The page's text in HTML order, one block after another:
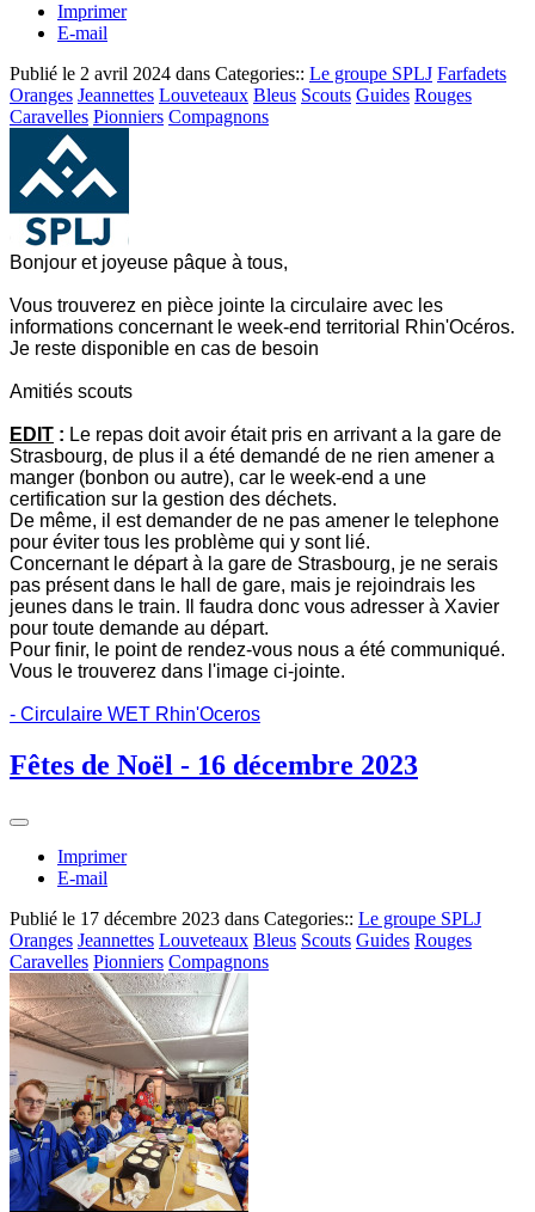
Imprimer
E-mail
Publié le 2 avril 2024 dans Categories:: Le groupe SPLJ Farfadets
Oranges Jeannettes Louveteaux Bleus Scouts Guides Rouges
Caravelles Pionniers Compagnons
Bonjour et joyeuse pâque à tous,
Vous trouverez en pièce jointe la circulaire avec les
informations concernant le week-end territorial Rhin'Océros.
Je reste disponible en cas de besoin
Amitiés scouts
EDIT : Le repas doit avoir était pris en arrivant a la gare de
Strasbourg, de plus il a été demandé de ne rien amener a
manger (bonbon ou autre), car le week-end a une
certification sur la gestion des déchets.
De même, il est demander de ne pas amener le telephone
pour éviter tous les problème qui y sont lié.
Concernant le départ à la gare de Strasbourg, je ne serais
pas présent dans le hall de gare, mais je rejoindrais les
jeunes dans le train. Il faudra donc vous adresser à Xavier
pour toute demande au départ.
Pour finir, le point de rendez-vous nous a été communiqué.
Vous le trouverez dans l'image ci-jointe.
- Circulaire WET Rhin'Oceros
Fêtes de Noël - 16 décembre 2023
Imprimer
E-mail
Publié le 17 décembre 2023 dans Categories:: Le groupe SPLJ
Oranges Jeannettes Louveteaux Bleus Scouts Guides Rouges
Caravelles Pionniers Compagnons